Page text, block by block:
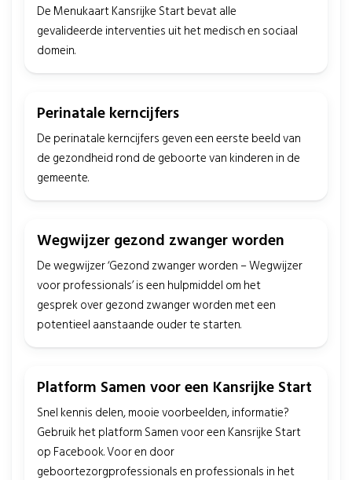
De Menukaart Kansrijke Start bevat alle
gevalideerde interventies uit het medisch en sociaal
domein.
Perinatale kerncijfers
De perinatale kerncijfers geven een eerste beeld van
de gezondheid rond de geboorte van kinderen in de
gemeente.
Wegwijzer gezond zwanger worden
De wegwijzer ‘Gezond zwanger worden – Wegwijzer
voor professionals’ is een hulpmiddel om het
gesprek over gezond zwanger worden met een
potentieel aanstaande ouder te starten.
Platform Samen voor een Kansrijke Start
Snel kennis delen, mooie voorbeelden, informatie?
Gebruik het platform Samen voor een Kansrijke Start
op Facebook. Voor en door
geboortezorgprofessionals en professionals in het